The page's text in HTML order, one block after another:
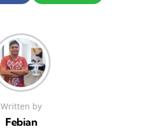
Written by
Febian